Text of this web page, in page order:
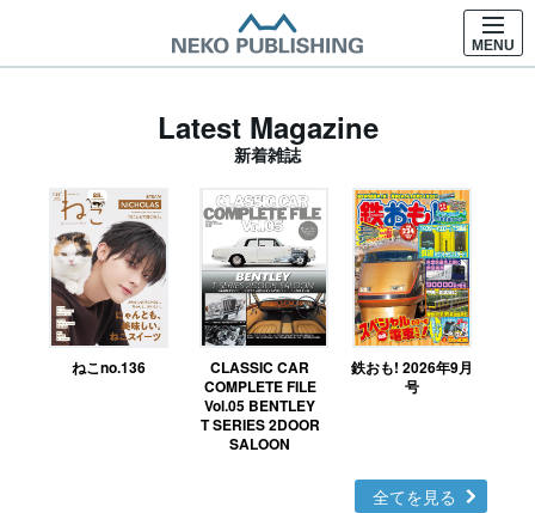
MENU
Latest Magazine
新着雑誌
ねこno.136
CLASSIC CAR
COMPLETE FILE
Vol.05 BENTLEY
T SERIES 2DOOR
SALOON
鉄おも! 2026年9月
号
全てを見る